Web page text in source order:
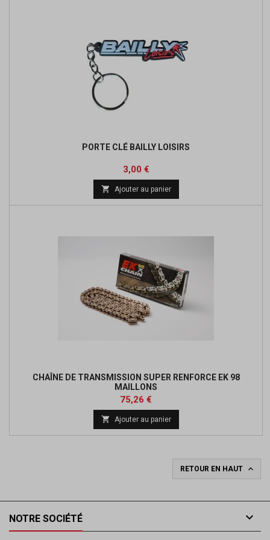
PORTE CLÉ BAILLY LOISIRS
Prix
3,00 €
 Ajouter au panier
CHAÎNE DE TRANSMISSION SUPER RENFORCE EK 98
MAILLONS
Prix
75,26 €
base
 Ajouter au panier
RETOUR EN HAUT 
NOTRE SOCIÉTÉ 